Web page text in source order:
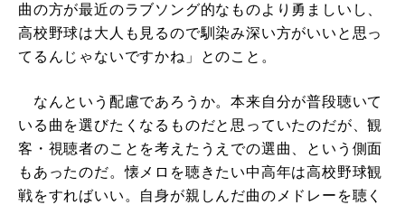
曲の方が最近のラブソング的なものより勇ましいし、
高校野球は大人も見るので馴染み深い方がいいと思っ
てるんじゃないですかね」とのこと。
なんという配慮であろうか。本来自分が普段聴いて
いる曲を選びたくなるものだと思っていたのだが、観
客・視聴者のことを考えたうえでの選曲、という側面
もあったのだ。懐メロを聴きたい中高年は高校野球観
戦をすればいい。自身が親しんだ曲のメドレーを聴く